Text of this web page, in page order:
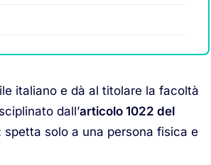
italiano e dà al titolare la facoltà
dall’articolo 1022 del
solo a una persona fisica e